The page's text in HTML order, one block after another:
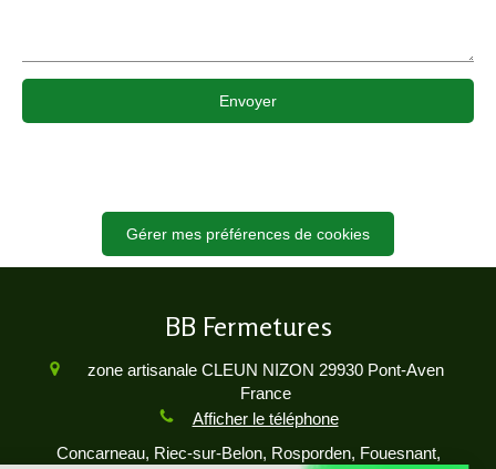
Envoyer
Gérer mes préférences de cookies
BB Fermetures
zone artisanale CLEUN NIZON 29930 Pont-Aven
France
Afficher le téléphone
Concarneau, Riec-sur-Belon, Rosporden, Fouesnant,